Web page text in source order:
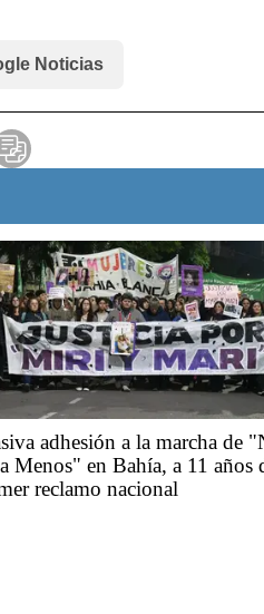
Noticias
adhesión a la marcha de
Menos" en Bahía, a 11 años
reclamo nacional